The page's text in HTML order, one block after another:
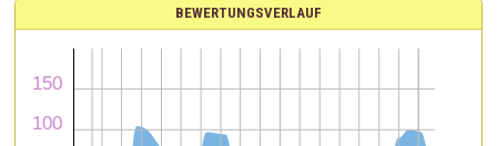
BEWERTUNGSVERLAUF